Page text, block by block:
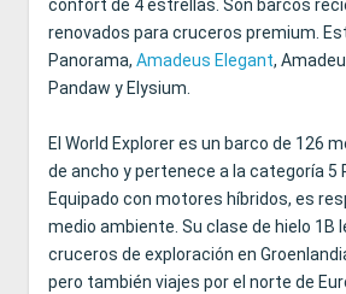
confort de 4 estrellas. Son barcos
renovados para cruceros premium.
Panorama, Amadeus Elegant,
Pandaw y Elysium.
El World Explorer es un barco de 126
de ancho y pertenece a la categoría 5
Equipado con motores híbridos, es
medio ambiente. Su clase de hielo 1B
cruceros de exploración en
pero también viajes por el norte de